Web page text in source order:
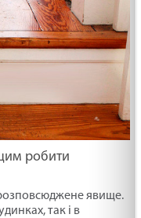
робити
явище.
так і в